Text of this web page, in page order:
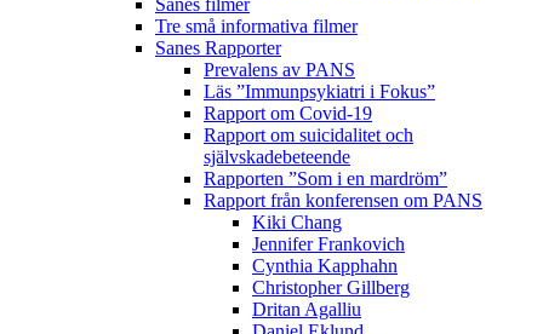
Sanes filmer
Tre små informativa filmer
Sanes Rapporter
Prevalens av PANS
Läs ”Immunpsykiatri i Fokus”
Rapport om Covid-19
Rapport om suicidalitet och
självskadebeteende
Rapporten ”Som i en mardröm”
Rapport från konferensen om PANS
Kiki Chang
Jennifer Frankovich
Cynthia Kapphahn
Christopher Gillberg
Dritan Agalliu